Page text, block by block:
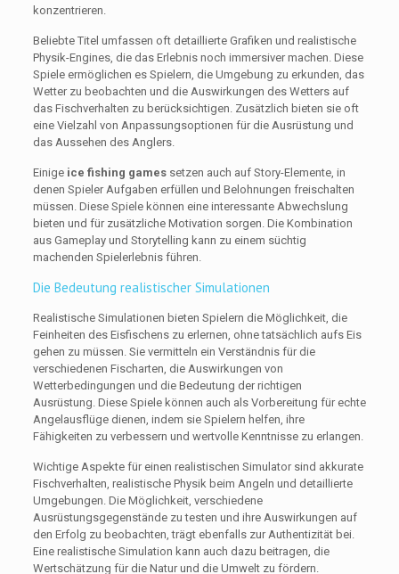
konzentrieren.
Beliebte Titel umfassen oft detaillierte Grafiken und realistische
Physik-Engines, die das Erlebnis noch immersiver machen. Diese
Spiele ermöglichen es Spielern, die Umgebung zu erkunden, das
Wetter zu beobachten und die Auswirkungen des Wetters auf
das Fischverhalten zu berücksichtigen. Zusätzlich bieten sie oft
eine Vielzahl von Anpassungsoptionen für die Ausrüstung und
das Aussehen des Anglers.
Einige ice fishing gamessetzen auch auf Story-Elemente, in
denen Spieler Aufgaben erfüllen und Belohnungen freischalten
müssen. Diese Spiele können eine interessante Abwechslung
bieten und für zusätzliche Motivation sorgen. Die Kombination
aus Gameplay und Storytelling kann zu einem süchtig
machenden Spielerlebnis führen.
Die Bedeutung realistischer Simulationen
Realistische Simulationen bieten Spielern die Möglichkeit, die
Feinheiten des Eisfischens zu erlernen, ohne tatsächlich aufs Eis
gehen zu müssen. Sie vermitteln ein Verständnis für die
verschiedenen Fischarten, die Auswirkungen von
Wetterbedingungen und die Bedeutung der richtigen
Ausrüstung. Diese Spiele können auch als Vorbereitung für echte
Angelausflüge dienen, indem sie Spielern helfen, ihre
Fähigkeiten zu verbessern und wertvolle Kenntnisse zu erlangen.
Wichtige Aspekte für einen realistischen Simulator sind akkurate
Fischverhalten, realistische Physik beim Angeln und detaillierte
Umgebungen. Die Möglichkeit, verschiedene
Ausrüstungsgegenstände zu testen und ihre Auswirkungen auf
den Erfolg zu beobachten, trägt ebenfalls zur Authentizität bei.
Eine realistische Simulation kann auch dazu beitragen, die
Wertschätzung für die Natur und die Umwelt zu fördern.